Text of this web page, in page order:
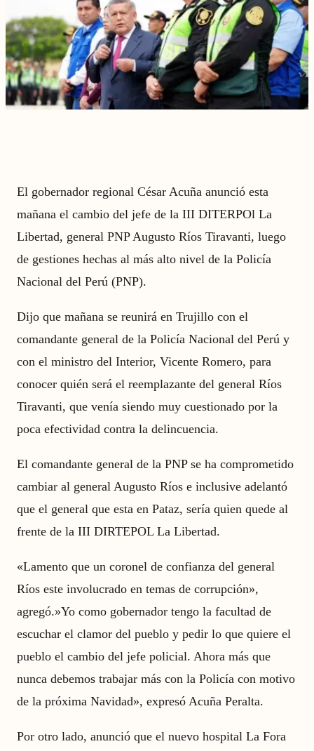
El gobernador regional César Acuña anunció esta
mañana el cambio del jefe de la III DITERPOl La
Libertad, general PNP Augusto Ríos Tiravanti, luego
de gestiones hechas al más alto nivel de la Policía
Nacional del Perú (PNP).
Dijo que mañana se reunirá en Trujillo con el
comandante general de la Policía Nacional del Perú y
con el ministro del Interior, Vicente Romero, para
conocer quién será el reemplazante del general Ríos
Tiravanti, que venía siendo muy cuestionado por la
poca efectividad contra la delincuencia.
El comandante general de la PNP se ha comprometido
cambiar al general Augusto Ríos e inclusive adelantó
que el general que esta en Pataz, sería quien quede al
frente de la III DIRTEPOL La Libertad.
«Lamento que un coronel de confianza del general
Ríos este involucrado en temas de corrupción»,
agregó.»Yo como gobernador tengo la facultad de
escuchar el clamor del pueblo y pedir lo que quiere el
pueblo el cambio del jefe policial. Ahora más que
nunca debemos trabajar más con la Policía con motivo
de la próxima Navidad», expresó Acuña Peralta.
Por otro lado, anunció que el nuevo hospital La Fora